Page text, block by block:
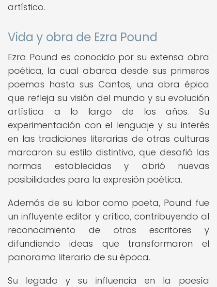
artístico.
Vida y obra de Ezra Pound
Ezra Pound es conocido por su extensa obra
poética, la cual abarca desde sus primeros
poemas hasta sus Cantos, una obra épica
que refleja su visión del mundo y su evolución
artística a lo largo de los años. Su
experimentación con el lenguaje y su interés
en las tradiciones literarias de otras culturas
marcaron su estilo distintivo, que desafió las
normas establecidas y abrió nuevas
posibilidades para la expresión poética.
Además de su labor como poeta, Pound fue
un influyente editor y crítico, contribuyendo al
reconocimiento de otros escritores y
difundiendo ideas que transformaron el
panorama literario de su época.
Su legado y su influencia en la poesía